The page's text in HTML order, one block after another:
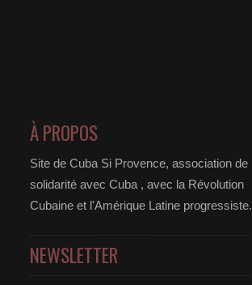
À PROPOS
Site de Cuba Si Provence, association de
solidarité avec Cuba , avec la Révolution
Cubaine et l'Amérique Latine progressiste.
NEWSLETTER